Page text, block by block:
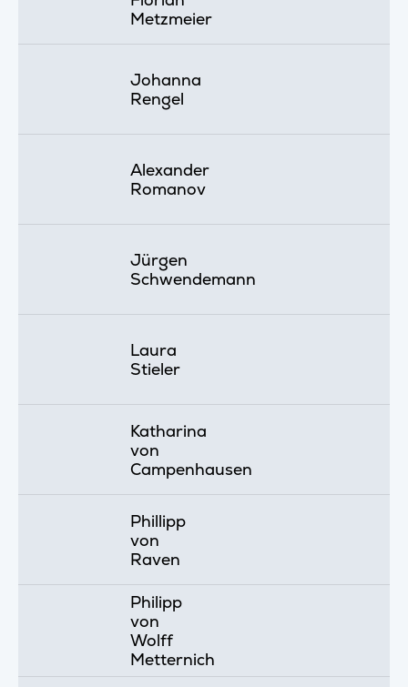
Metzmeier
Johanna
Rengel
Alexander
Romanov
Jürgen
Schwendemann
Laura
Stieler
Katharina
von
Campenhausen
Phillipp
von
Raven
Philipp
von
Wolff
Metternich